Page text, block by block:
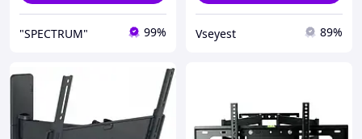
"SPECTRUM" 99% Vseyest 89%